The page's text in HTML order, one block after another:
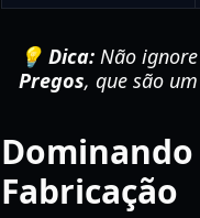
💡 Dica: Não
Pregos, que são
Fabricação